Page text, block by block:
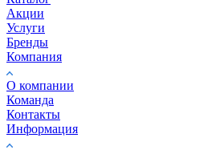
Акции
Услуги
Бренды
Компания
О компании
Команда
Контакты
Информация